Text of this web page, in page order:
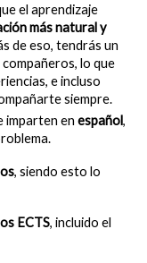
el aprendizaje
más natural y
de eso, tendrás un
lo que
e incluso
siempre.
imparten en español,
, siendo esto lo
ECTS, incluido el